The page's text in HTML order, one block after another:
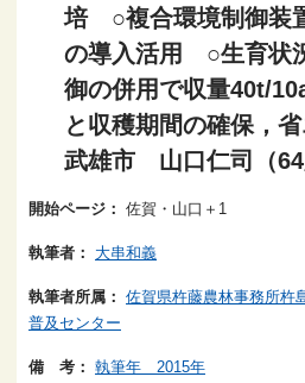
培 ○複合環境制御装
の導入活用 ○生育状
御の併用で収量40t/
と収穫期間の確保，
武雄市 山口仁司（64
開始ページ： 佐賀・山口＋1
執筆者： 大串和義
執筆者所属： 佐賀県杵藤農林事務所杵
普及センター
備 考： 執筆年 2015年